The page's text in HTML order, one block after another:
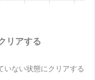
リアする
いない状態にクリアする